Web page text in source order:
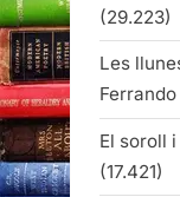
(29.223)
Les
Ferrando
El soroll
(17.421)